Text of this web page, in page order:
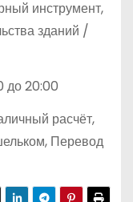
инструмент,
зданий /
до 20:00
расчёт,
Перевод